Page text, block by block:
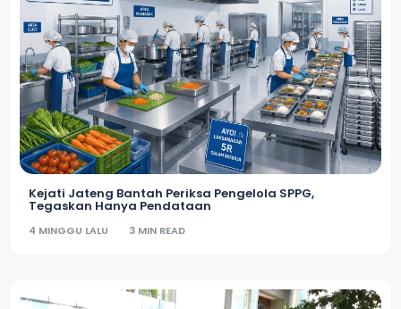
Kejati Jateng Bantah Periksa Pengelola SPPG,
Tegaskan Hanya Pendataan
4 MINGGU LALU 3 MIN READ